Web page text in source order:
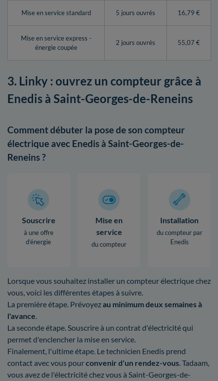
Mise en service standard 5 jours ouvrés 16,79 €
Mise en service express -
énergie coupée
2 jours ouvrés 55,07 €
3. Linky : ouvrez un compteur grâce à
Enedis à Saint-Georges-de-Reneins
Comment débuter la pose de son compteur
électrique avec Enedis à Saint-Georges-de-
Reneins ?
Souscrire
à une offre
d’énergie
Mise en
service
du compteur
Installation
du compteur par
Enedis
Lorsque vous souhaitez installer un compteur électrique chez
vous, voici les différentes étapes à suivre.
La première étape. Prévoyezau minimum deux semaines à
l'avance.
La seconde étape. Souscrire à un contrat d'électricité qui
permet d'enclencher la mise en service.
Finalement, l'ultime étape. Le technicien Enedis prend
contact avec vous pourconvenir d'un rendez-vous. Tadaam,
vous avez de l'électricité chez vous à Saint-Georges-de-